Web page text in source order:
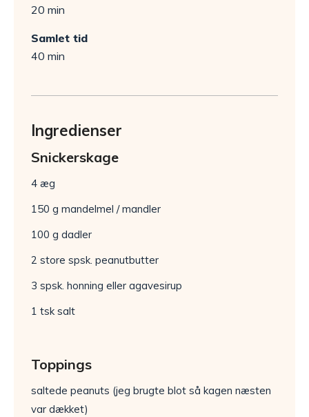
20 min
Samlet tid
40 min
Ingredienser
Snickerskage
4 æg
150 g mandelmel / mandler
100 g dadler
2 store spsk. peanutbutter
3 spsk. honning eller agavesirup
1 tsk salt
Toppings
saltede peanuts (jeg brugte blot så kagen næsten
var dækket)